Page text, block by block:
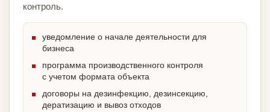
контроль.
уведомление о начале деятельности для
бизнеса
программа производственного контроля
с учетом формата объекта
договоры на дезинфекцию, дезинсекцию,
дератизацию и вывоз отходов